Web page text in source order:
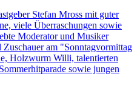
Stefan Mross mit guter
viele Überraschungen sowie
Moderator und Musiker
am "Sonntagvormittag
Holzwurm Willi, talentierten
sowie jungen